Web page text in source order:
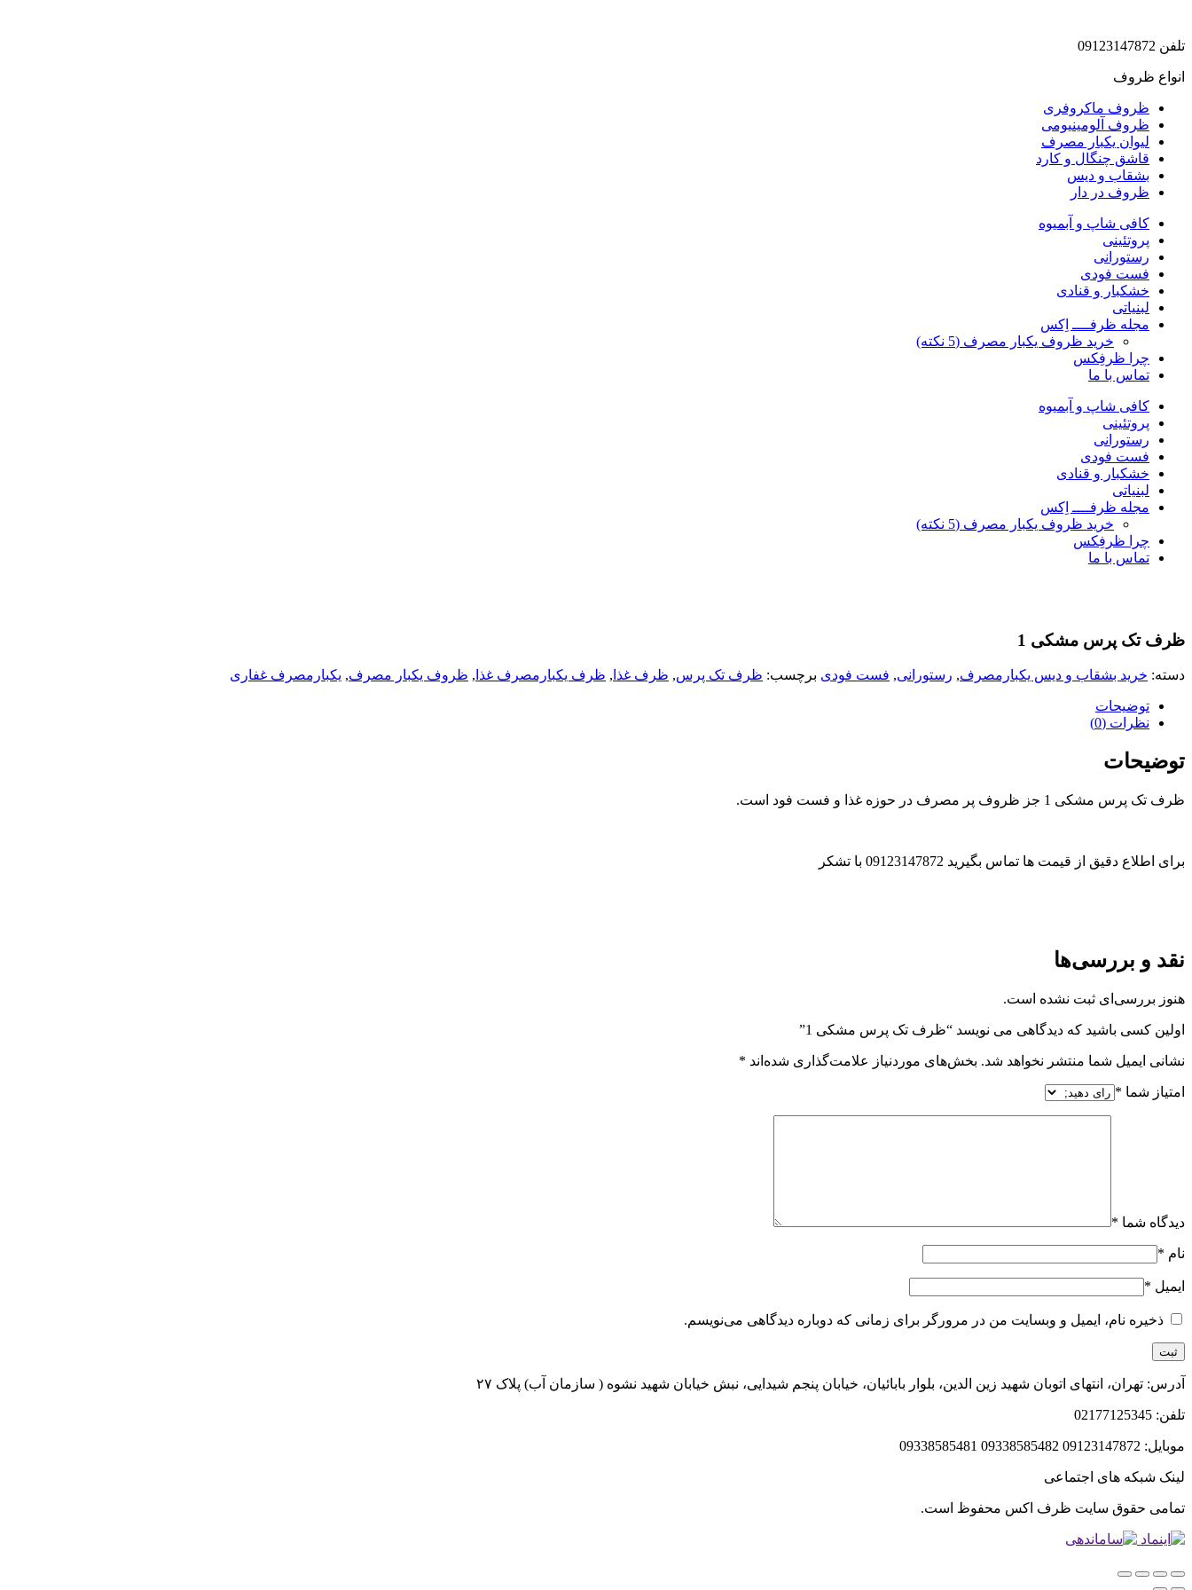
تلفن 09123147872
انواع ظروف
ظروف ماکروفری
ظروف آلومینیومی
لیوان یکبار مصرف
قاشق چنگال و کارد
بشقاب و دیس
ظروف در دار
کافی شاپ و آبمیوه
پروتئینی
رستورانی
فست فودی
خشکبار و قنادی
لبنیاتی
مجله ظرفــــ اِکس
خرید ظروف یکبار مصرف (5 نکته)
چرا ظرفِکس
تماس با ما
کافی شاپ و آبمیوه
پروتئینی
رستورانی
فست فودی
خشکبار و قنادی
لبنیاتی
مجله ظرفــــ اِکس
خرید ظروف یکبار مصرف (5 نکته)
چرا ظرفِکس
تماس با ما
ظرف تک پرس مشکی 1
دسته: خرید بشقاب و دیس یکبارمصرف, رستورانی, فست فودی برچسب: ظرف تک پرس, ظرف غذا , ظرف یکبارمصرف غذا , ظروف یکبار مصرف, یکبارمصرف غفاری
توضیحات
نظرات (0)
توضیحات
ظرف تک پرس مشکی 1 جز ظروف پر مصرف در حوزه غذا و فست فود است.
برای اطلاع دقیق از قیمت ها تماس بگیرید 09123147872 با تشکر
نقد و بررسی‌ها
هنوز بررسی‌ای ثبت نشده است.
اولین کسی باشید که دیدگاهی می نویسد “ظرف تک پرس مشکی 1”
نشانی ایمیل شما منتشر نخواهد شد. بخش‌های موردنیاز علامت‌گذاری شده‌اند *
امتیاز شما *
دیدگاه شما *
نام *
ایمیل *
ذخیره نام، ایمیل و وبسایت من در مرورگر برای زمانی که دوباره دیدگاهی می‌نویسم.
آدرس: تهران، انتهای اتوبان شهید زین الدین، بلوار بابائیان، خیابان پنجم شیدایی، نبش خیابان شهید نشوه ( سازمان آب) پلاک ۲۷
تلفن: 02177125345
موبایل: 09123147872 09338585482 09338585481
لینک شبکه های اجتماعی
تمامی حقوق سایت ظرف اکس محفوظ است.